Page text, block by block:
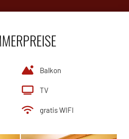
Balkon
TV
gratis WIFI